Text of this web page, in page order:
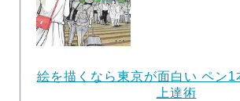
絵を描くなら東京が面白い ペン1
上達術